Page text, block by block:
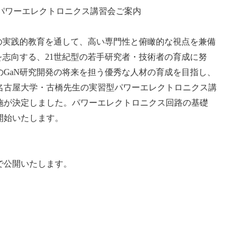
エレクトロニクス講習会ご案内
践的教育を通して、高い専門性と俯瞰的な視点を兼備
志向する、21世紀型の若手研究者・技術者の育成に努
研究開発の将来を担う優秀な人材の育成を目指し、
屋大学・古橋先生の実習型パワーエレクトロニクス講
決定しました。パワーエレクトロニクス回路の基礎
いたします。
開いたします。